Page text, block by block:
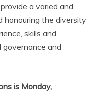
a varied and
honouring the diversity
skills and
and
is Monday,